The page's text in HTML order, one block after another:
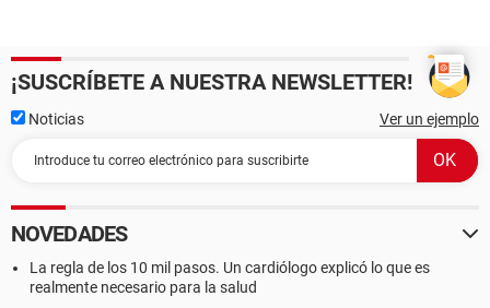
¡SUSCRÍBETE A NUESTRA NEWSLETTER!
Noticias Ver un ejemplo
NOVEDADES
La regla de los 10 mil pasos. Un cardiólogo explicó lo que es
realmente necesario para la salud